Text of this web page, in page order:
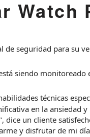
Watch
de seguridad para su
siendo
técnicas
en la ansiedad
dice un cliente
y disfrutar de mi